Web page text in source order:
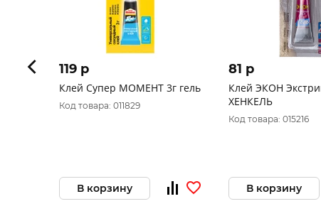
119 p
Клей Супер МОМЕНТ 3г гель
Код товара: 011829
В корзину
81 p
Клей ЭКОН
ХЕНКЕЛЬ
Код товара: 015216
В корзину